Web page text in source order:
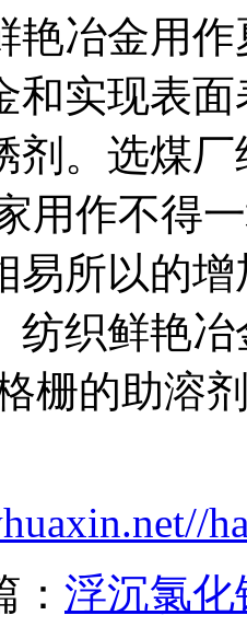
艳冶金用
和实现表
剂。选煤
用作不得
易所以的
纺织鲜艳
栅的助溶
浮沉氯